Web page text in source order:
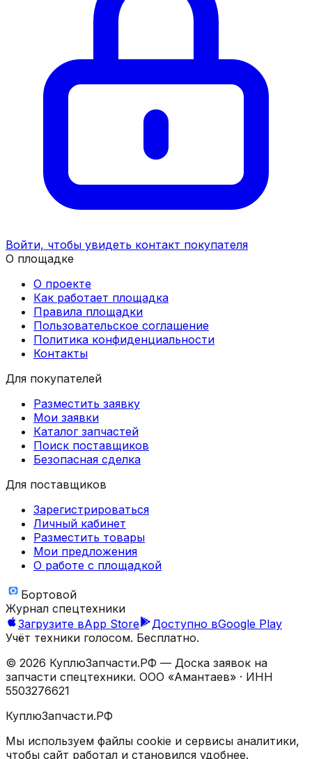
Войти, чтобы увидеть контакт покупателя
О площадке
О проекте
Как работает площадка
Правила площадки
Пользовательское соглашение
Политика конфиденциальности
Контакты
Для покупателей
Разместить заявку
Мои заявки
Каталог запчастей
Поиск поставщиков
Безопасная сделка
Для поставщиков
Зарегистрироваться
Личный кабинет
Разместить товары
Мои предложения
О работе с площадкой
Бортовой
Журнал спецтехники
Загрузите вApp Store Доступно вGoogle Play
Учёт техники голосом. Бесплатно.
© 2026 КуплюЗапчасти.РФ — Доска заявок на
запчасти спецтехники. ООО «Амантаев» · ИНН
5503276621
КуплюЗапчасти.РФ
Мы используем файлы cookie и сервисы аналитики,
чтобы сайт работал и становился удобнее.